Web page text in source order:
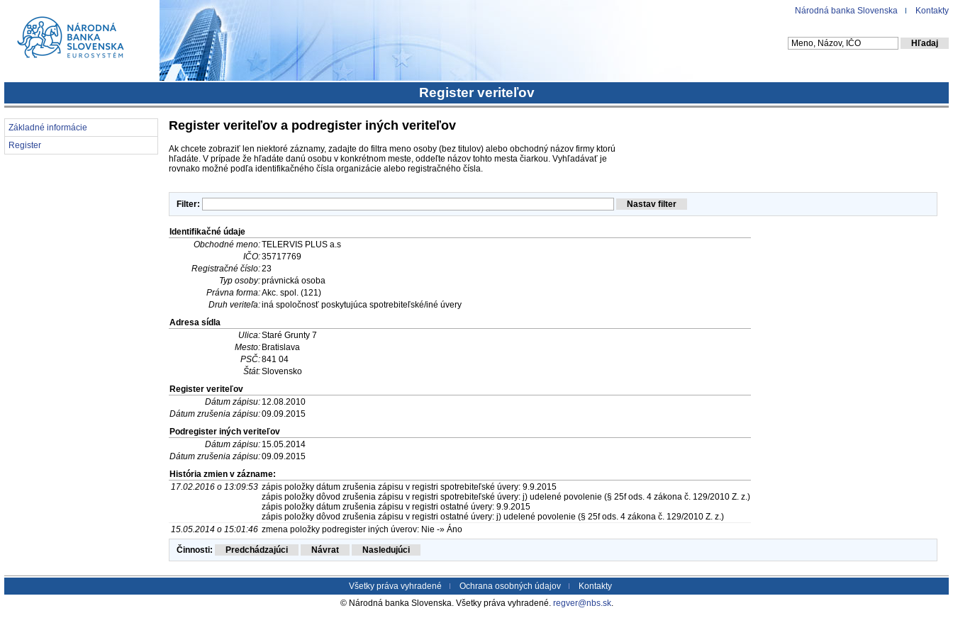
Národná banka Slovenska Kontakty
Register veriteľov
Základné informácie
Register
Register veriteľov a podregister iných veriteľov
Ak chcete zobraziť len niektoré záznamy, zadajte do filtra meno osoby (bez titulov) alebo obchodný názov firmy ktorú
hľadáte. V prípade že hľadáte danú osobu v konkrétnom meste, oddeľte názov tohto mesta čiarkou. Vyhľadávať je
rovnako možné podľa identifikačného čísla organizácie alebo registračného čísla.
Filter:
Identifikačné údaje
Obchodné meno:TELERVIS PLUS a.s
IČO:35717769
Registračné číslo:23
Typ osoby:právnická osoba
Právna forma:Akc. spol. (121)
Druh veriteľa:iná spoločnosť poskytujúca spotrebiteľské/iné úvery
Adresa sídla
Ulica:Staré Grunty 7
Mesto: Bratislava
PSČ:841 04
Štát:Slovensko
Register veriteľov
Dátum zápisu: 12.08.2010
Dátum zrušenia zápisu:09.09.2015
Podregister iných veriteľov
Dátum zápisu: 15.05.2014
Dátum zrušenia zápisu:09.09.2015
História zmien v zázname:
17.02.2016 o 13:09:53 zápis položky dátum zrušenia zápisu v registri spotrebiteľské úvery: 9.9.2015
zápis položky dôvod zrušenia zápisu v registri spotrebiteľské úvery: j) udelené povolenie (§ 25f ods. 4 zákona č. 129/2010 Z. z.)
zápis položky dátum zrušenia zápisu v registri ostatné úvery: 9.9.2015
zápis položky dôvod zrušenia zápisu v registri ostatné úvery: j) udelené povolenie (§ 25f ods. 4 zákona č. 129/2010 Z. z.)
15.05.2014 o 15:01:46 zmena položky podregister iných úverov: Nie -» Áno
Činnosti:
Všetky práva vyhradené Ochrana osobných údajov
Kontakty
© Národná banka Slovenska. Všetky práva vyhradené. regver@nbs.sk.